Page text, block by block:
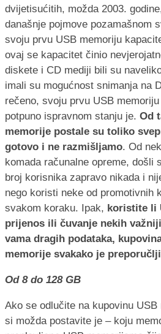
dvijetisućitih, možda 2003.
današnje pojmove pozamašnom
svoju prvu USB memoriju
ovaj se kapacitet činio
diskete i CD mediji bili su
imali su mogućnost snimanja na
rečeno, svoju prvu USB
potpuno ispravnom stanju je. Od
memorije postale su toliko
gotovo i ne razmišljamo. Od
komada računalne opreme, došli
broj korisnika zapravo nikada i
nego koristi neke od promotivnih
svakom koraku. Ipak, koristite li
prijenos ili čuvanje nekih
vama dragih podataka,
memorije svakako je
Od 8 do 128 GB
Ako se odlučite na kupovinu
si možda postavite je – koju